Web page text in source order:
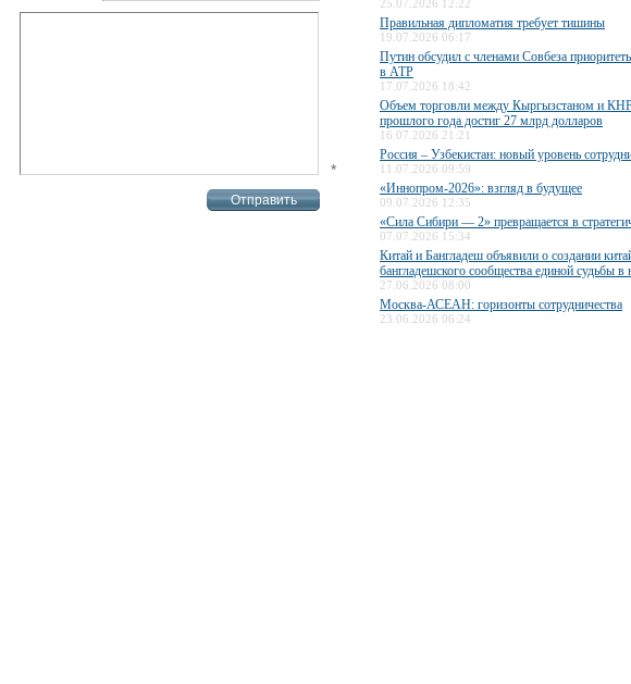
*
25.07.2026 12:22
Правильная дипломатия требует тишины
19.07.2026 06:17
Путин обсудил с членами Совбеза
в АТР
17.07.2026 18:42
Объем торговли между Кыргызстаном и
прошлого года достиг 27 млрд долларов
16.07.2026 21:21
Россия – Узбекистан: новый уровень
11.07.2026 09:59
«Иннопром-2026»: взгляд в будущее
09.07.2026 12:35
«Сила Сибири — 2» превращается в
07.07.2026 15:34
Китай и Бангладеш объявили о создании
бангладешского сообщества единой судьбы
27.06.2026 08:00
Москва-АСЕАН: горизонты сотрудничества
23.06.2026 06:24